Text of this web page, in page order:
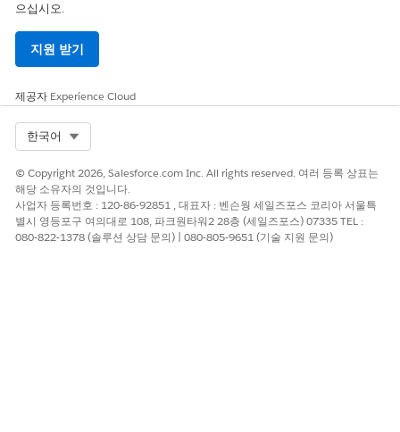
으십시오.
지원 받기
제공자 Experience Cloud
한국어
© Copyright 2026, Salesforce.com Inc. All rights reserved. 여러 등록 상표는
해당 소유자의 것입니다.
사업자 등록번호 : 120-86-92851 , 대표자 : 벤슨웡 세일즈포스 코리아 서울특
별시 영등포구 여의대로 108, 파크원타워2 28층 (세일즈포스) 07335 TEL :
080-822-1378 (솔루션 상담 문의) | 080-805-9651 (기술 지원 문의)